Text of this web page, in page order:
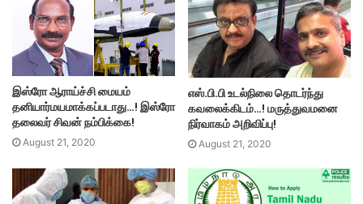
இஸ்ரோ ஆராய்ச்சி மையம்
தனியார்மயமாக்கப்படாது…! இஸ்ரோ
தலைவர் சிவன் நம்பிக்கை!
August 21, 2020
எஸ்.பி.பி உடல்நிலை தொடர்ந்து
கவலைக்கிடம்…! மருத்துவமனை
நிர்வாகம் அறிவிப்பு!
August 21, 2020